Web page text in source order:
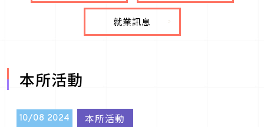
就業訊息
本所活動
10/08 2024 本所活動